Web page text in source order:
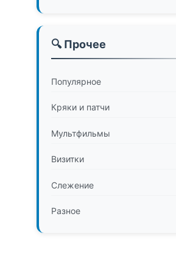
🔍 Прочее
Популярное
Кряки и патчи
Мультфильмы
Визитки
Слежение
Разное